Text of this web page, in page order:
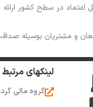
اعتماد در سطح کشور
و مشتریان بوسیله
لینکهای مرتبط
گروه مالی